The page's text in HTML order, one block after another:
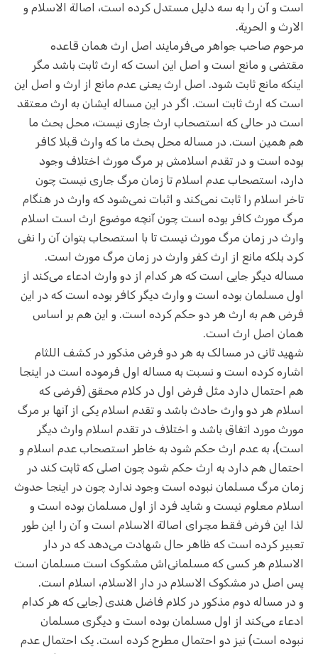
است و آن را به سه دلیل مستدل کرده است، اصالة الاسلام و
الارث و الحریة.
مرحوم صاحب جواهر می‌فرمایند اصل ارث همان قاعده
مقتضی و مانع است و اصل این است که ارث ثابت باشد مگر
اینکه مانع ثابت شود. اصل ارث یعنی عدم مانع از ارث و اصل این
است که ارث ثابت است. اگر در این مساله ایشان به ارث معتقد
است در حالی که استصحاب ارث جاری نیست، محل بحث ما
هم همین است. در مساله محل بحث ما که وارث قبلا کافر
بوده است و در تقدم اسلامش بر مرگ مورث اختلاف وجود
دارد، استصحاب عدم اسلام تا زمان مرگ جاری نیست چون
تاخر اسلام را ثابت نمی‌کند و اثبات نمی‌شود که وارث در هنگام
مرگ مورث کافر بوده است چون آنچه موضوع ارث است اسلام
وارث در زمان مرگ مورث نیست تا با استصحاب بتوان آن را نفی
کرد بلکه مانع از ارث کفر وارث در زمان مرگ مورث است.
مساله دیگر جایی است که هر کدام از دو وارث ادعاء می‌کند از
اول مسلمان بوده‌ است و وارث دیگر کافر بوده است که در این
فرض هم به ارث هر دو حکم کرده است. و این هم بر اساس
همان اصل ارث است.
شهید ثانی در مسالک به هر دو فرض مذکور در کشف اللثام
اشاره کرده است و نسبت به مساله اول فرموده است در اینجا
هم احتمال دارد مثل فرض اول در کلام محقق (فرضی که
اسلام هر دو وارث حادث باشد و تقدم اسلام یکی از آنها بر مرگ
مورث مورد اتفاق باشد و اختلاف در تقدم اسلام وارث دیگر
است)، به عدم ارث حکم شود به خاطر استصحاب عدم اسلام و
احتمال هم دارد به ارث حکم شود چون اصلی که ثابت کند در
زمان مرگ مسلمان نبوده است وجود ندارد چون در اینجا حدوث
اسلام معلوم نیست و شاید فرد از اول مسلمان بوده است و
لذا این فرض فقط مجرای اصالة الاسلام است و آن را این طور
تعبیر کرده است که ظاهر حال شهادت می‌دهد که در دار
الاسلام هر کسی که مسلمانی‌اش مشکوک است مسلمان است
پس اصل در مشکوک الاسلام در دار الاسلام، اسلام است.
و در مساله دوم مذکور در کلام فاضل هندی (جایی که هر کدام
ادعاء می‌کند از اول مسلمان بوده است و دیگری مسلمان
نبوده است) نیز دو احتمال مطرح کرده است. یک احتمال عدم